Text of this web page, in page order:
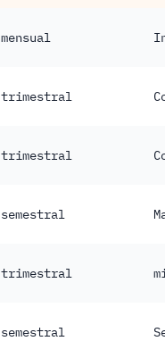
mensual
trimestral
trimestral
semestral
trimestral
semestral